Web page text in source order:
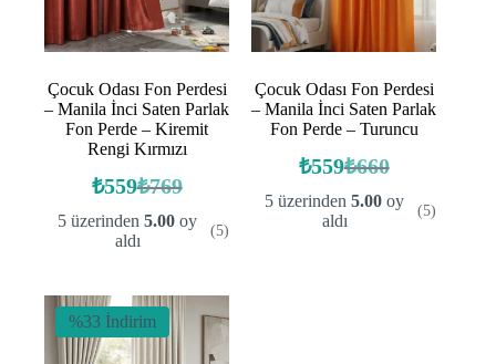
Çocuk Odası Fon Perdesi
– Manila İnci Saten Parlak
Fon Perde – Kiremit
Rengi Kırmızı
₺769
Orijinal
fiyat:
₺769.
₺559Şu
andaki
fiyat:
5 üzerinden5.00 oy
aldı
(5)
Çocuk Odası Fon Perdesi
– Manila İnci Saten Parlak
Fon Perde – Turuncu
₺660
Orijinal
fiyat:
₺660.
₺559Şu
andaki
fiyat:
5 üzerinden5.00 oy
aldı
(5)
%33 İndirim